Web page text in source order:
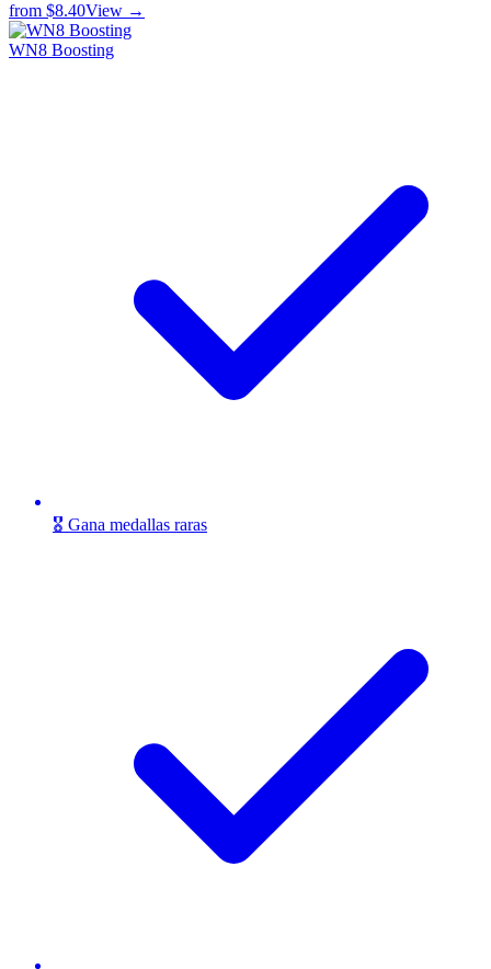
from $8.40View →
WN8 Boosting
🎖️ Gana medallas raras